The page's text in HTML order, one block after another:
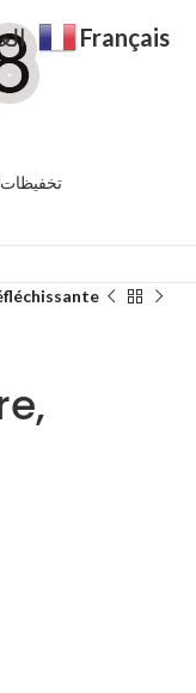
تخفيظات
Français